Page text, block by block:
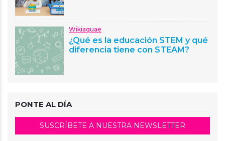
Wikiaquae
¿Qué es la educación STEM y qué
diferencia tiene con STEAM?
PONTE AL DÍA
SUSCRÍBETE A NUESTRA NEWSLETTER